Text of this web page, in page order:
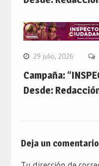
29 julio, 2026
Campaña:
Desde:
Deja un comentario